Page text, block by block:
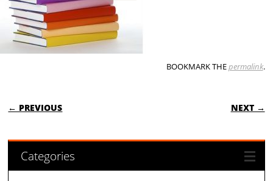
BOOKMARK THEpermalink.
POST NAVIGATION
← PREVIOUS NEXT →
Categories